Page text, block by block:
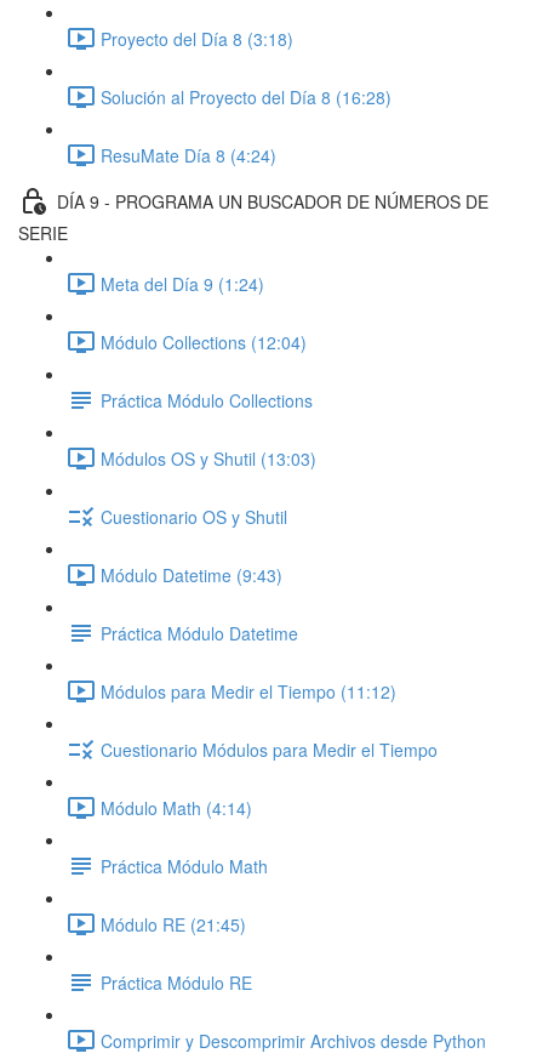
Proyecto del Día 8 (3:18)
Solución al Proyecto del Día 8 (16:28)
ResuMate Día 8 (4:24)
DÍA 9 - PROGRAMA UN BUSCADOR DE NÚMEROS DE
SERIE
Meta del Día 9 (1:24)
Módulo Collections (12:04)
Práctica Módulo Collections
Módulos OS y Shutil (13:03)
Cuestionario OS y Shutil
Módulo Datetime (9:43)
Práctica Módulo Datetime
Módulos para Medir el Tiempo (11:12)
Cuestionario Módulos para Medir el Tiempo
Módulo Math (4:14)
Práctica Módulo Math
Módulo RE (21:45)
Práctica Módulo RE
Comprimir y Descomprimir Archivos desde Python